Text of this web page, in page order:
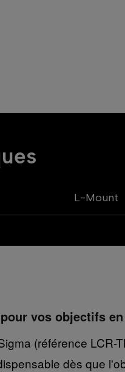
L-Mount
vos objectifs
(référence
dès que